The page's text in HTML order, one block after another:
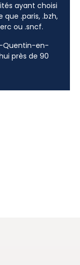
ayant choisi
que .paris, .bzh,
ou .sncf.
Quentin-en-
près de 90